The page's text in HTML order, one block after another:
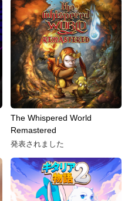
The Whispered World
Remastered
発表されました